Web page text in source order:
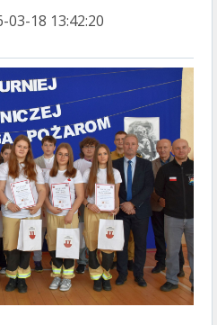
03-18 13:42:20